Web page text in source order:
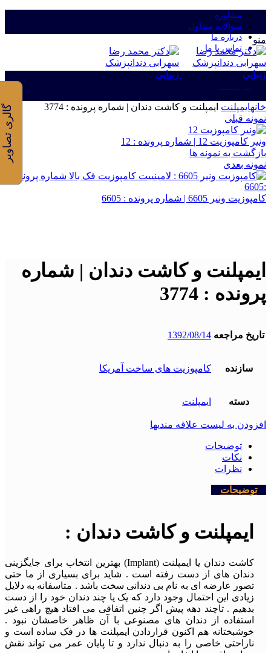
مشاوره
سوالات متداول
درباره ما
تماس با ما
منو
خانهایمپلنت ایمپلنت و کاشت دندان | شماره پرونده : 3774
نمونه قبلی
ونیر کامپوزیت 12 | شماره پرونده : 12
بازگشت به نمونه ها
نمونه بعدی
کامپوزیت ونیر 6605 | شماره پرونده : 6605
ایمپلنت و کاشت دندان | شماره
پرونده : 3774
تاریخ مراجعه 1392/08/14
سازنده کامپوزیت های ساخت آمریکا
دسته ایمپلنت
افزودن به لیست علاقه مندیها
توضیحات
نکات
نظرات
توضیحات
ایمپلنت و کاشت دندان :
کاشت دندان یا ایمپلنت (Implant) بهترین انتخاب برای جایگزینی
دندان های از دست رفته است . شاید برای بسیاری از ما حتی
تصور عارضه ای به نام بی دندانی سخت باشد . متاسفانه به دلایل
زیادی این احتمال وجود دارد که یک یا چند دندان خود را از دست
بدهیم . تاچند دهه پیش اگر چنین اتفاقی می افتاد هیچ راهی غیر
استفاده از دندان های مصنوعی با آن ظاهر خاصشان نبود .
خوشبختانه هم اکنون قراردادن ایمپلنت ها در فک ساده است و
ناراحتی خاصی را به دنبال ندارد و تا پایان عمر می تواند نقش
گالری تصاویر